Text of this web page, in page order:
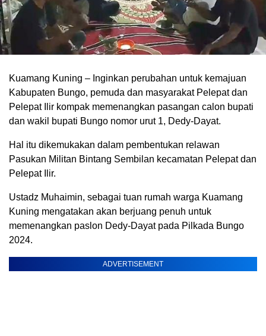
Kuamang Kuning – Inginkan perubahan untuk kemajuan
Kabupaten Bungo, pemuda dan masyarakat Pelepat dan
Pelepat Ilir kompak memenangkan pasangan calon bupati
dan wakil bupati Bungo nomor urut 1, Dedy-Dayat.
Hal itu dikemukakan dalam pembentukan relawan
Pasukan Militan Bintang Sembilan kecamatan Pelepat dan
Pelepat Ilir.
Ustadz Muhaimin, sebagai tuan rumah warga Kuamang
Kuning mengatakan akan berjuang penuh untuk
memenangkan paslon Dedy-Dayat pada Pilkada Bungo
2024.
ADVERTISEMENT